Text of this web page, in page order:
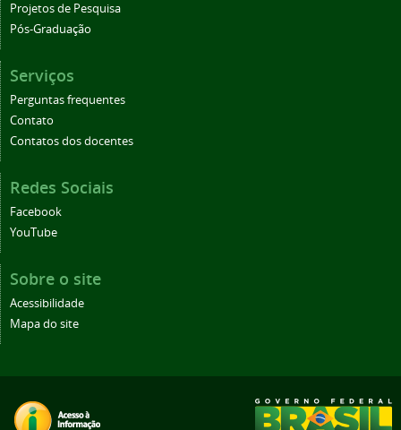
Projetos de Pesquisa
Pós-Graduação
Serviços
Perguntas frequentes
Contato
Contatos dos docentes
Redes Sociais
Facebook
YouTube
Sobre o site
Acessibilidade
Mapa do site